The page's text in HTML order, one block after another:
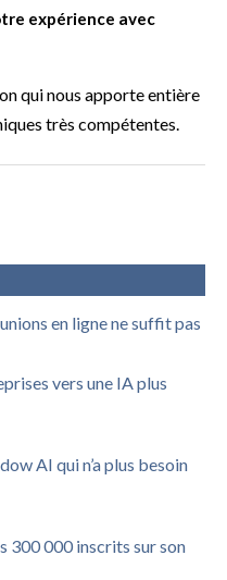
expérience avec
qui nous apporte entière
très compétentes.
en ligne ne suffit pas
vers une IA plus
AI qui n’a plus besoin
300 000 inscrits sur son